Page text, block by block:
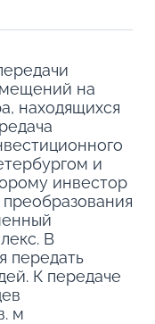
на
находящихся
и
инвестор
В
передать
К передаче
м